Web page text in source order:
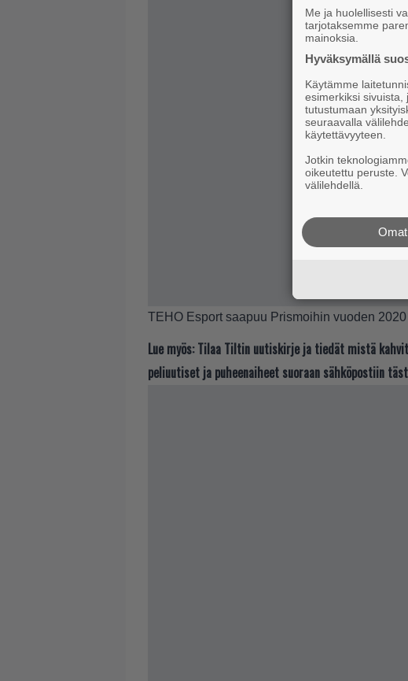
TEHO Esport saapuu Prismoihin vuoden
Lue myös: Tilaa Tiltin uutiskirje ja tiedät mistä
peliuutiset ja puheenaiheet suoraan sähköpostiin
Me ja huolellisesti
tarjotaksemme
mainoksia.
Hyväksymällä
Käytämme
esimerkiksi sivuista,
tutustumaan
seuraavalla
käytettävyyteen.
Jotkin
oikeutettu peruste.
välilehdellä.